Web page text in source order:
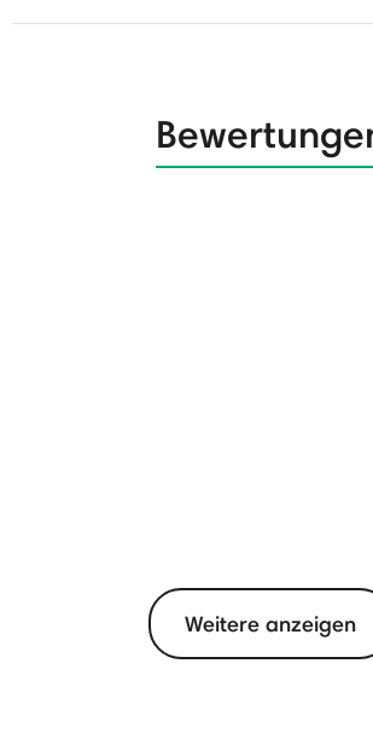
Weitere anzeigen